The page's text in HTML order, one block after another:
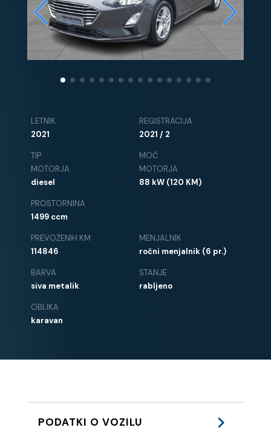
LETNIK
2021
REGISTRACIJA
2021 / 2
TIP
MOTORJA
diesel
MOČ
MOTORJA
88 kW (120 KM)
PROSTORNINA
1499 ccm
PREVOŽENIH KM
114846
MENJALNIK
ročni menjalnik (6 pr.)
BARVA
siva metalik
STANJE
rabljeno
OBLIKA
karavan
PODATKI O VOZILU